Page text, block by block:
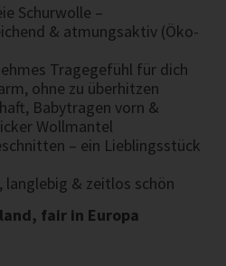
Schurwolle –
& atmungsaktiv (Öko-
Tragegefühl für dich
ohne zu überhitzen
Babytragen vorn &
Wollmantel
– ein Lieblingsstück
& zeitlos schön
fair in Europa